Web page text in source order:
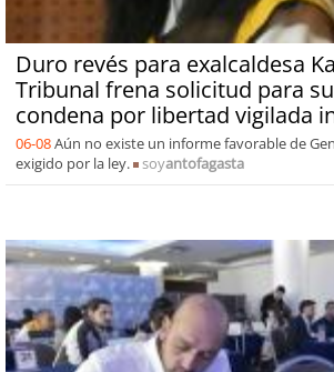
Duro revés para exalcaldesa
Tribunal frena solicitud para
condena por libertad vigilada
06-08Aún no existe un informe favorable de
exigido por la ley.
soyantofagasta